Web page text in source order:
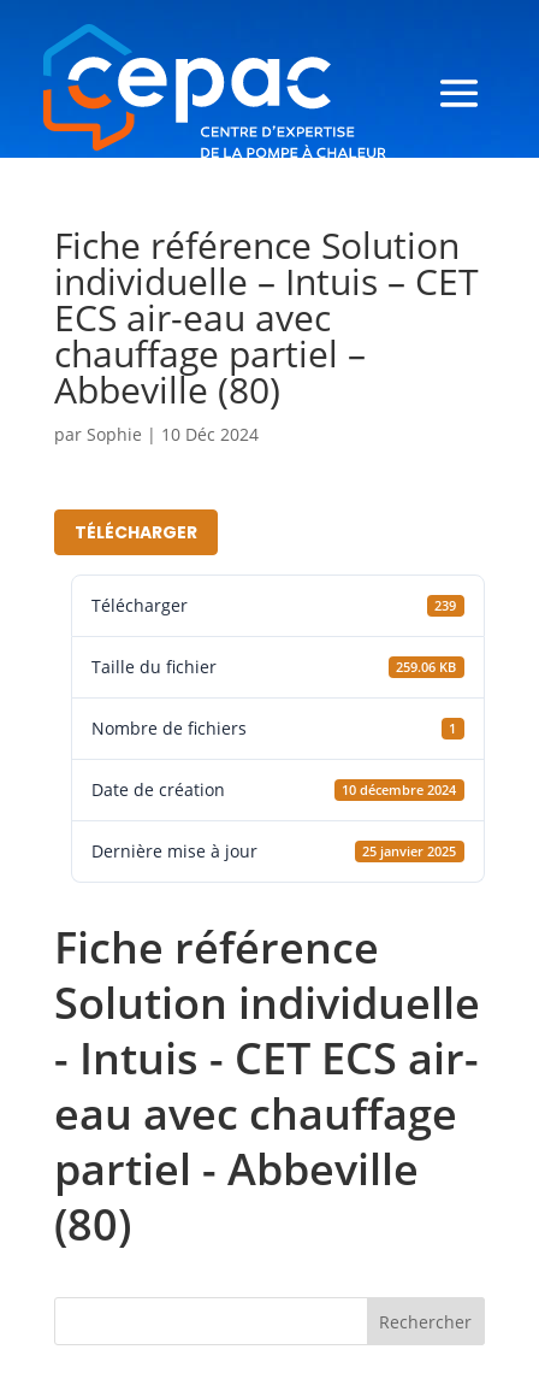
Fiche référence Solution
individuelle – Intuis – CET
ECS air-eau avec
chauffage partiel –
Abbeville (80)
par Sophie | 10 Déc 2024
TÉLÉCHARGER
Télécharger 239
Taille du fichier 259.06 KB
Nombre de fichiers 1
Date de création 10 décembre 2024
Dernière mise à jour 25 janvier 2025
Fiche référence
Solution individuelle
- Intuis - CET ECS air-
eau avec chauffage
partiel - Abbeville
(80)
Rechercher